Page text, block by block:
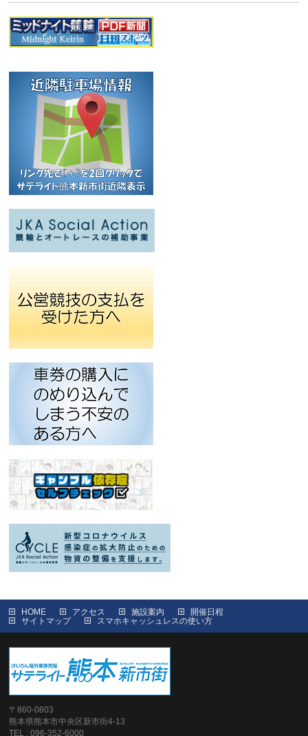
HOME アクセス 施設案内
開催日程
サイトマップ
スマホキャッシュレスの使い方
〒860-0803
熊本県熊本市中央区新市街4-13
TEL : 096-352-6000